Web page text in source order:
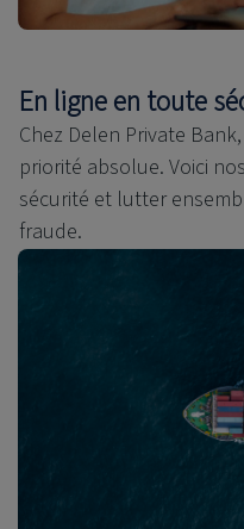
En ligne en toute
Chez Delen Private
priorité absolue. Voici
sécurité et lutter
fraude.